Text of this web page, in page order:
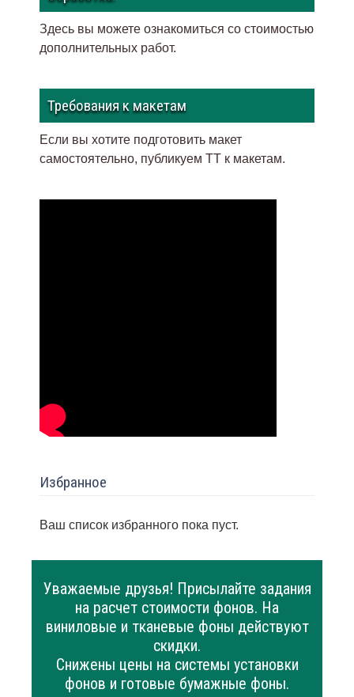
Здесь вы можете ознакомиться со стоимостью
дополнительных работ.
Требования к макетам
Если вы хотите подготовить макет
самостоятельно, публикуем ТТ к макетам.
Избранное
Ваш список избранного пока пуст.
Уважаемые друзья! Присылайте задания
на расчет стоимости фонов. На
виниловые и тканевые фоны действуют
скидки.
Снижены цены на системы установки
фонов и готовые бумажные фоны.